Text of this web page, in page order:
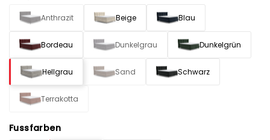
Anthrazit Beige Blau
Bordeau Dunkelgrau Dunkelgrün
Hellgrau Sand Schwarz
Terrakotta
Fussfarben